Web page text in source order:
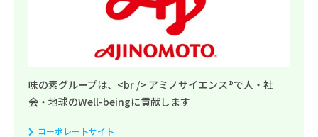
味の素グループは、<br /> アミノサイエンス®で人・社
会・地球のWell-beingに貢献します
コーポレートサイト